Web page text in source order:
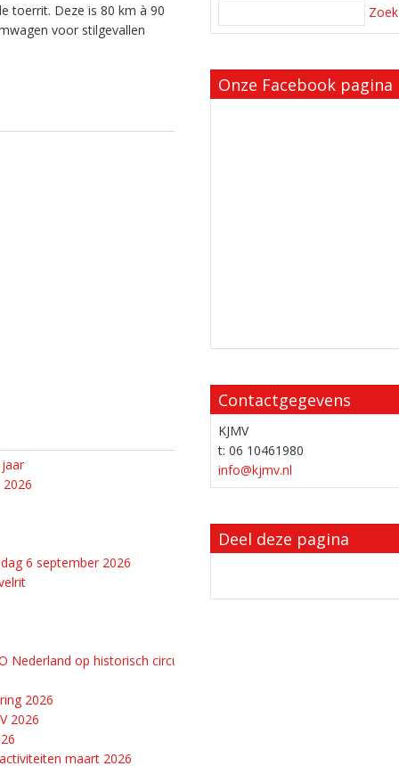
toerrit. Deze is 80 km à 90
voor stilgevallen
6 september 2026
op historisch circuit in Cuijk
2026
2026
maart 2026
Zoek
Onze Facebook pagina
Contactgegevens
KJMV
t: 06 10461980
info@kjmv.nl
Deel deze pagina